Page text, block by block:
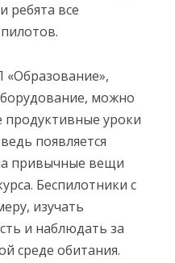
ребята все
«Образование»,
можно
продуктивные уроки
появляется
привычные вещи
Беспилотники с
изучать
и наблюдать за
среде обитания.